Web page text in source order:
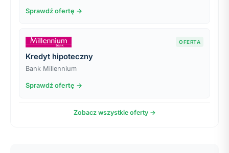
Sprawdź ofertę →
OFERTA
Kredyt hipoteczny
Bank Millennium
Sprawdź ofertę →
Zobacz wszystkie oferty →